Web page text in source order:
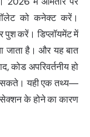
को कनेक्ट करें।
पुश करें। डिप्लॉयमेंट में
जाता है। और यह बात
कोड अपरिवर्तनीय हो
सकते। यही एक तथ्य—
के होने का कारण